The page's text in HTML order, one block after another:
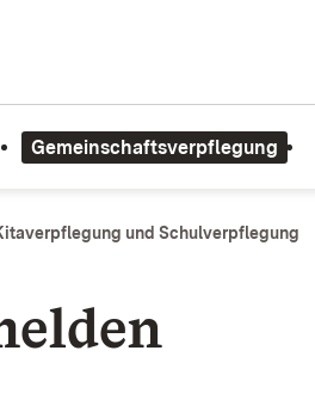
Gemeinschaftsverpflegung
und Schulverpflegung